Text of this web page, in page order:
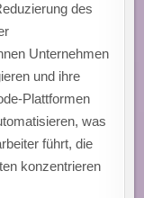
des
Unternehmen
und ihre
Plattformen
was
führt, die
konzentrieren